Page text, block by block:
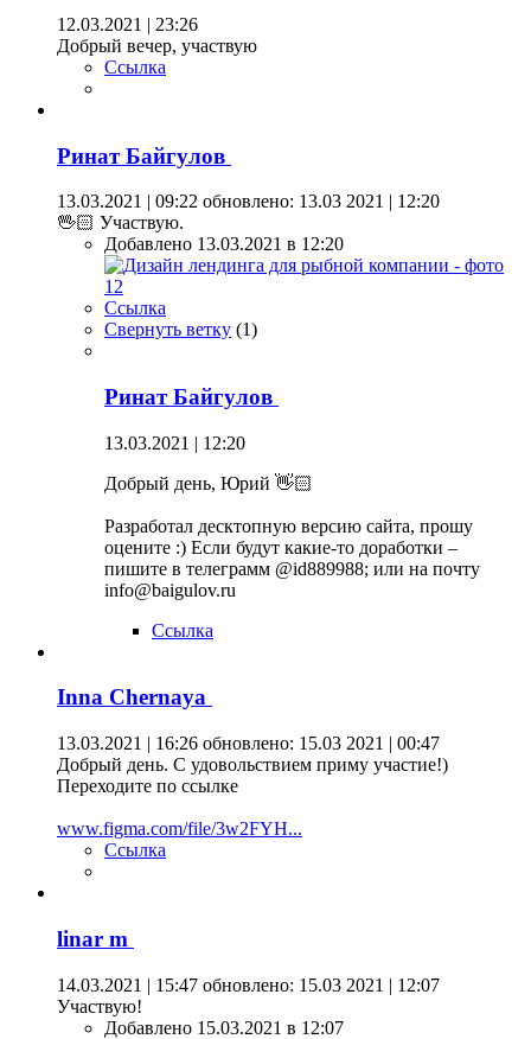
12.03.2021 | 23:26
Добрый вечер, участвую
Ссылка
Ринат Байгулов
13.03.2021 | 09:22 обновлено: 13.03 2021 | 12:20
🖖🏻 Участвую.
Добавлено 13.03.2021 в 12:20
Ссылка
Свернуть ветку (1)
Ринат Байгулов
13.03.2021 | 12:20
Добрый день, Юрий 👋🏻
Разработал десктопную версию сайта, прошу
оцените :) Если будут какие-то доработки –
пишите в телеграмм @id889988; или на почту
info@baigulov.ru
Ссылка
Inna Chernaya
13.03.2021 | 16:26 обновлено: 15.03 2021 | 00:47
Добрый день. С удовольствием приму участие!)
Переходите по ссылке
www.figma.com/file/3w2FYH...
Ссылка
linar m
14.03.2021 | 15:47 обновлено: 15.03 2021 | 12:07
Участвую!
Добавлено 15.03.2021 в 12:07